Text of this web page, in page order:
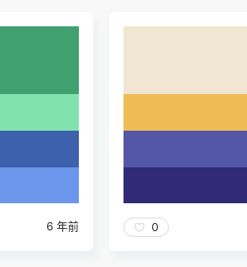
6 年前 0